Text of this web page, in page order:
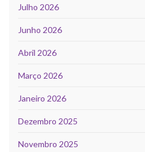
Julho 2026
Junho 2026
Abril 2026
Março 2026
Janeiro 2026
Dezembro 2025
Novembro 2025